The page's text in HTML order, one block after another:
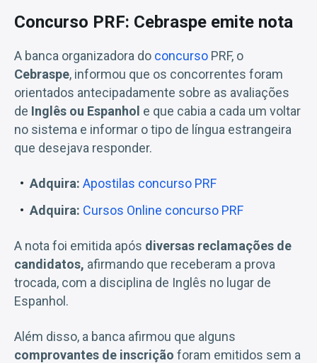
Concurso PRF: Cebraspe emite nota
A banca organizadora do concurso PRF, o
Cebraspe, informou que os concorrentes foram
orientados antecipadamente sobre as avaliações
de Inglês ou Espanhol e que cabia a cada um voltar
no sistema e informar o tipo de língua estrangeira
que desejava responder.
Adquira: Apostilas concurso PRF
Adquira: Cursos Online concurso PRF
A nota foi emitida após diversas reclamações de
candidatos, afirmando que receberam a prova
trocada, com a disciplina de Inglês no lugar de
Espanhol.
Além disso, a banca afirmou que alguns
comprovantes de inscrição foram emitidos sem a